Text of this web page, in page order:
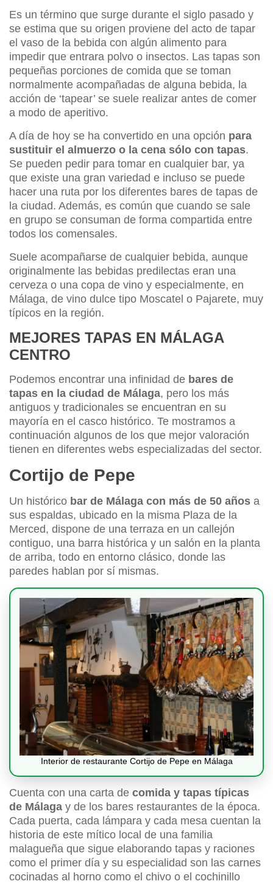
Es un término que surge durante el siglo pasado y
se estima que su origen proviene del acto de tapar
el vaso de la bebida con algún alimento para
impedir que entrara polvo o insectos. Las tapas son
pequeñas porciones de comida que se toman
normalmente acompañadas de alguna bebida, la
acción de ‘tapear’ se suele realizar antes de comer
a modo de aperitivo.
A día de hoy se ha convertido en una opción para
sustituir el almuerzo o la cena sólo con tapas.
Se pueden pedir para tomar en cualquier bar, ya
que existe una gran variedad e incluso se puede
hacer una ruta por los diferentes bares de tapas de
la ciudad. Además, es común que cuando se sale
en grupo se consuman de forma compartida entre
todos los comensales.
Suele acompañarse de cualquier bebida, aunque
originalmente las bebidas predilectas eran una
cerveza o una copa de vino y especialmente, en
Málaga, de vino dulce tipo Moscatel o Pajarete, muy
típicos en la región.
MEJORES TAPAS EN MÁLAGA
CENTRO
Podemos encontrar una infinidad de bares de
tapas en la ciudad de Málaga, pero los más
antiguos y tradicionales se encuentran en su
mayoría en el casco histórico. Te mostramos a
continuación algunos de los que mejor valoración
tienen en diferentes webs especializadas del sector.
Cortijo de Pepe
Un histórico bar de Málaga con más de 50 años a
sus espaldas, ubicado en la misma Plaza de la
Merced, dispone de una terraza en un callejón
contiguo, una barra histórica y un salón en la planta
de arriba, todo en entorno clásico, donde las
paredes hablan por sí mismas.
Interior de restaurante Cortijo de Pepe en Málaga
Cuenta con una carta de comida y tapas típicas
de Málaga y de los bares restaurantes de la época.
Cada puerta, cada lámpara y cada mesa cuentan la
historia de este mítico local de una familia
malagueña que sigue elaborando tapas y raciones
como el primer día y su especialidad son las carnes
cocinadas al horno como el chivo o el cochinillo